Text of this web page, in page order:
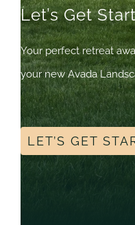
Let’s Get
Your perfect retreat
your new Avada
LET’S GET